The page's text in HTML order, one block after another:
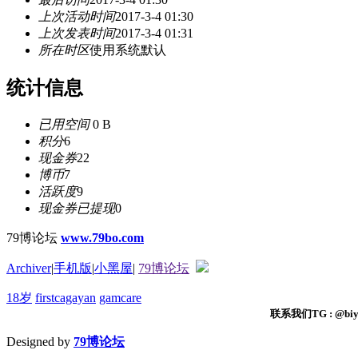
上次活动时间2017-3-4 01:30
上次发表时间2017-3-4 01:31
所在时区使用系统默认
统计信息
已用空间0 B
积分6
现金券22
博币7
活跃度9
现金券已提现0
79博论坛 www.79bo.com
Archiver|手机版|小黑屋| 79博论坛
18岁 firstcagayan gamcare
联系我们TG :
Designed by 79博论坛